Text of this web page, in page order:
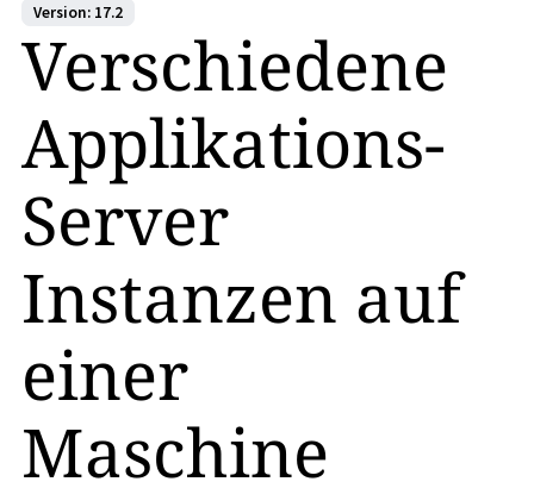
Version: 17.2
Verschiedene
Applikations-
Server
Instanzen auf
einer
Maschine